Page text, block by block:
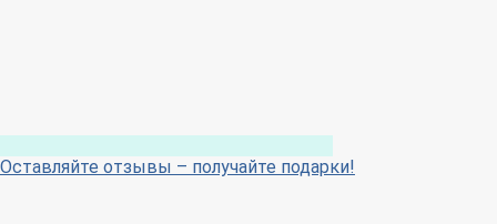
Оставляйте отзывы – получайте подарки!